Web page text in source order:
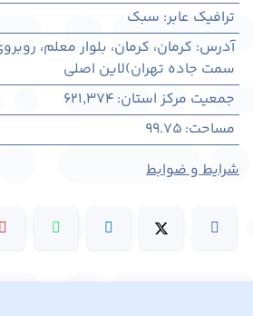
ترافیک عابر: سبک
آدرس: کرمان، كرمان، بلوار معلم،
سمت جاده تهران)لاین اصلی
جمعیت مرکز استان:
621,374
مساحت:
99.75
شرایط و ضوابط